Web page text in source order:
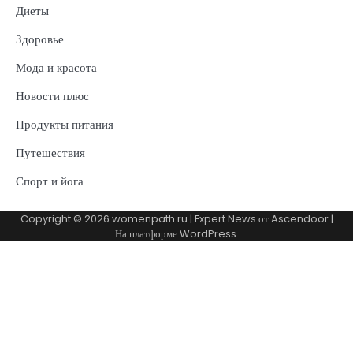
Диеты
Здоровье
Мода и красота
Новости плюс
Продукты питания
Путешествия
Спорт и йога
Copyright © 2026 womenpath.ru | Expert News отAscendoor|
На платформеWordPress.